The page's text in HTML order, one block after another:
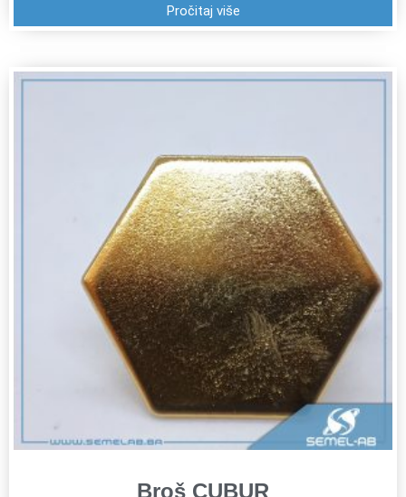
Pročitaj više
Broš CUBUR